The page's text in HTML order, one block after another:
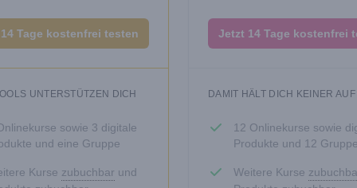
Tage kostenfrei testen
UNTERSTÜTZEN DICH
sowie 3 digitale
und eine Gruppe
Kurse zubuchbar und
Jetzt 14 Tage kostenfrei
DAMIT HÄLT DICH KEINER AUF
12 Onlinekurse sowie
Produkte und 12
Weitere Kurse